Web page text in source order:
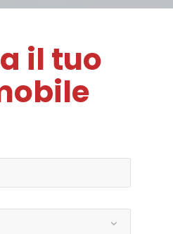
il tuo